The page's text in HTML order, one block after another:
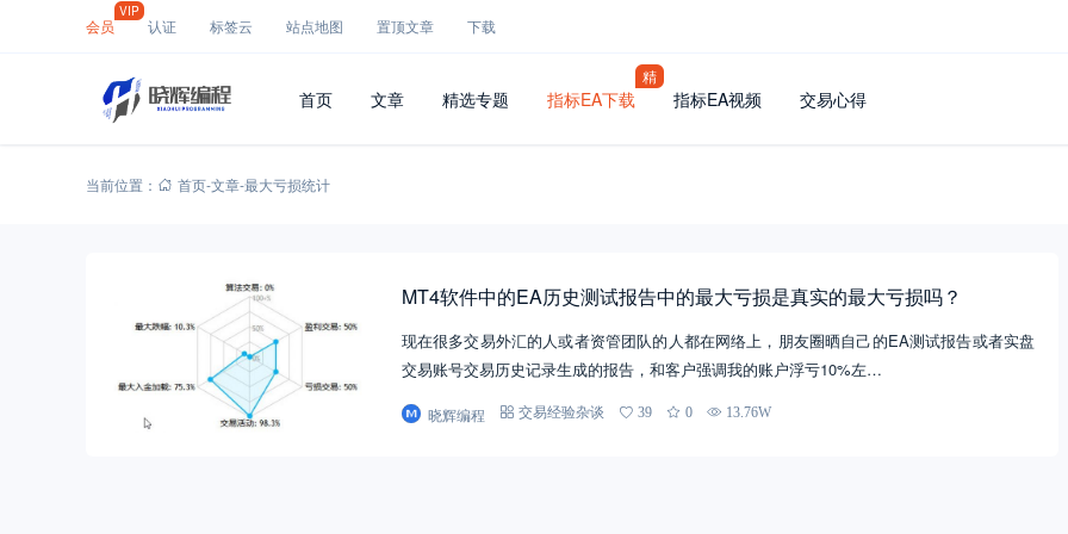
会员
VIP
认证 标签云 站点地图 置顶文章 下载
首页 文章 精选专题 指标EA下载
精
指标EA视频 交易心得
当前位置： 首页-文章-最大亏损统计
MT4软件中的EA历史测试报告中的最大亏损是真实的最大亏损吗？
现在很多交易外汇的人或者资管团队的人都在网络上，朋友圈晒自己的EA测试报告或者实盘
交易账号交易历史记录生成的报告，和客户强调我的账户浮亏10%左…
晓辉编程 交易经验杂谈 39 0 13.76W